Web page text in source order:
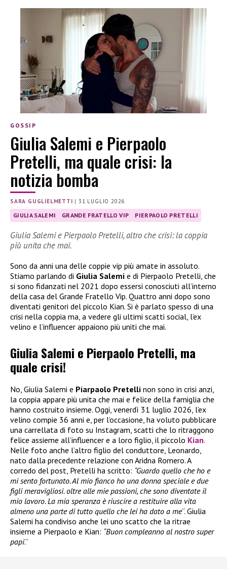
GOSSIP
Giulia Salemi e Pierpaolo
Pretelli, ma quale crisi: la
notizia bomba
SARA GUGLIELMETTI |31 LUGLIO 2026
GIULIA SALEMI GRANDE FRATELLO VIP PIERPAOLO PRETELLI
Giulia Salemi e Pierpaolo Pretelli, altro che crisi: la coppia
più unita che mai.
Sono da anni una delle coppie vip più amate in assoluto.
Stiamo parlando di Giulia Salemi e di Pierpaolo Pretelli, che
si sono fidanzati nel 2021 dopo essersi conosciuti all’interno
della casa del Grande Fratello Vip. Quattro anni dopo sono
diventati genitori del piccolo Kian. Si è parlato spesso di una
crisi nella coppia ma, a vedere gli ultimi scatti social, l’ex
velino e l’influencer appaiono più uniti che mai.
Giulia Salemi e Pierpaolo Pretelli, ma
quale crisi!
No, Giulia Salemi e Piarpaolo Pretelli non sono in crisi anzi,
la coppia appare più unita che mai e felice della famiglia che
hanno costruito insieme. Oggi, venerdì 31 luglio 2026, l’ex
velino compie 36 anni e, per l’occasione, ha voluto pubblicare
una carrellata di foto su Instagram, scatti che lo ritraggono
felice assieme all’influencer e a loro figlio, il piccolo Kian.
Nelle foto anche l’altro figlio del conduttore, Leonardo,
nato dalla precedente relazione con Aridna Romero. A
corredo del post, Pretelli ha scritto: “Guardo quello che ho e
mi sento fortunato. Al mio fianco ho una donna speciale e due
figli meravigliosi. oltre alle mie passioni, che sono diventate il
mio lavoro. La mia speranza è riuscire a restituire alla vita
almeno una parte di tutto quello che lei ha dato a me“. Giulia
Salemi ha condiviso anche lei uno scatto che la ritrae
insieme a Pierpaolo e Kian: “Buon compleanno al nostro super
papi.”